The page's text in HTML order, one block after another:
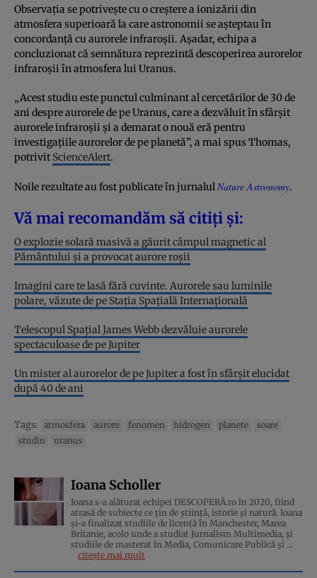
Observația se potrivește cu o creștere a ionizării din
atmosfera superioară la care astronomii se așteptau în
concordanță cu aurorele infraroșii. Așadar, echipa a
concluzionat că semnătura reprezintă descoperirea aurorelor
infraroșii în atmosfera lui Uranus.
„Acest studiu este punctul culminant al cercetărilor de 30 de
ani despre aurorele de pe Uranus, care a dezvăluit în sfârșit
aurorele infraroșii și a demarat o nouă eră pentru
investigațiile aurorelor de pe planetă”, a mai spus Thomas,
potrivit ScienceAlert.
Noile rezultate au fost publicate în jurnalul Nature Astronomy.
Vă mai recomandăm să citiți și:
O explozie solară masivă a găurit câmpul magnetic al
Pământului și a provocat aurore roșii
Imagini care te lasă fără cuvinte. Aurorele sau luminile
polare, văzute de pe Stația Spațială Internațională
Telescopul Spațial James Webb dezvăluie aurorele
spectaculoase de pe Jupiter
Un mister al aurorelor de pe Jupiter a fost în sfârșit elucidat
după 40 de ani
Tags: atmosfera aurore fenomen hidrogen planete
soare
studiu
uranus
Ioana Scholler
Ioana s-a alăturat echipei DESCOPERĂ.ro în 2020, fiind
atrasă de subiecte ce țin de știință, istorie și natură. Ioana
și-a finalizat studiile de licență în Manchester, Marea
Britanie, acolo unde a studiat Jurnalism Multimedia, și
studiile de masterat în Media, Comunicare Publică și ...
citește mai mult